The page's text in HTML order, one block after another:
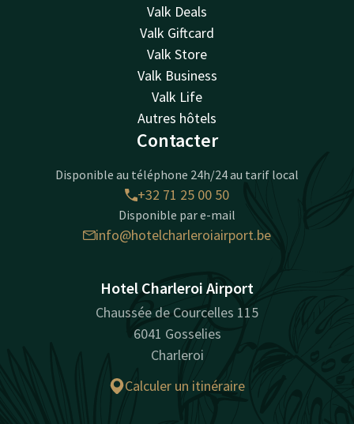
Valk Deals
Valk Giftcard
Valk Store
Valk Business
Valk Life
Autres hôtels
Contacter
Disponible au téléphone 24h/24 au tarif local
+32 71 25 00 50
Disponible par e-mail
info@hotelcharleroiairport.be
Hotel Charleroi Airport
Chaussée de Courcelles 115
6041 Gosselies
Charleroi
Calculer un itinéraire